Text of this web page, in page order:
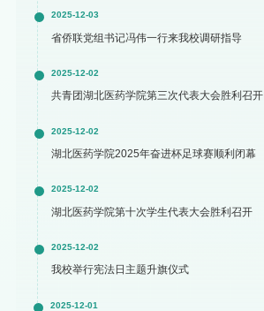
2025-12-03
省侨联党组书记冯伟一行来我校调研指导
2025-12-02
共青团湖北医药学院第三次代表大会胜利召开
2025-12-02
湖北医药学院2025年奋进杯足球赛顺利闭幕
2025-12-02
湖北医药学院第十次学生代表大会胜利召开
2025-12-02
我校举行宪法日主题升旗仪式
2025-12-01